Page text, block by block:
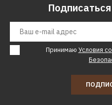
Принимаю Условия